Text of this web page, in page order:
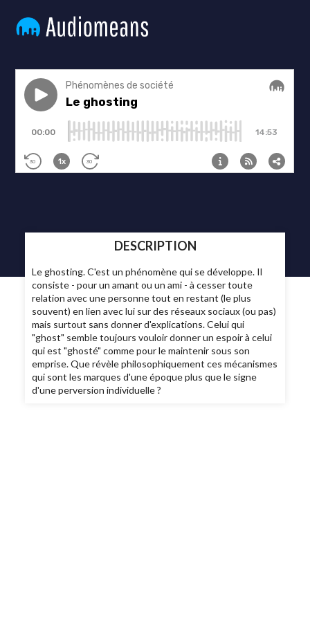
DESCRIPTION
Le ghosting. C'est un phénomène qui se développe. Il
consiste - pour un amant ou un ami - à cesser toute
relation avec une personne tout en restant (le plus
souvent) en lien avec lui sur des réseaux sociaux (ou pas)
mais surtout sans donner d'explications. Celui qui
"ghost" semble toujours vouloir donner un espoir à celui
qui est "ghosté" comme pour le maintenir sous son
emprise. Que révèle philosophiquement ces mécanismes
qui sont les marques d'une époque plus que le signe
d'une perversion individuelle ?